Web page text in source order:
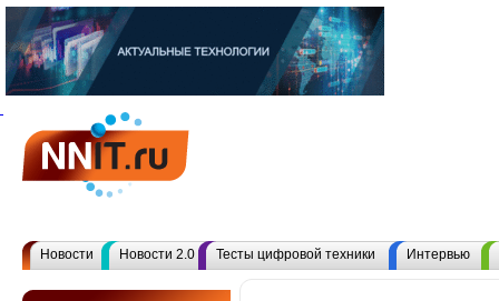
Новости Новости 2.0 Тесты цифровой техники Интервью